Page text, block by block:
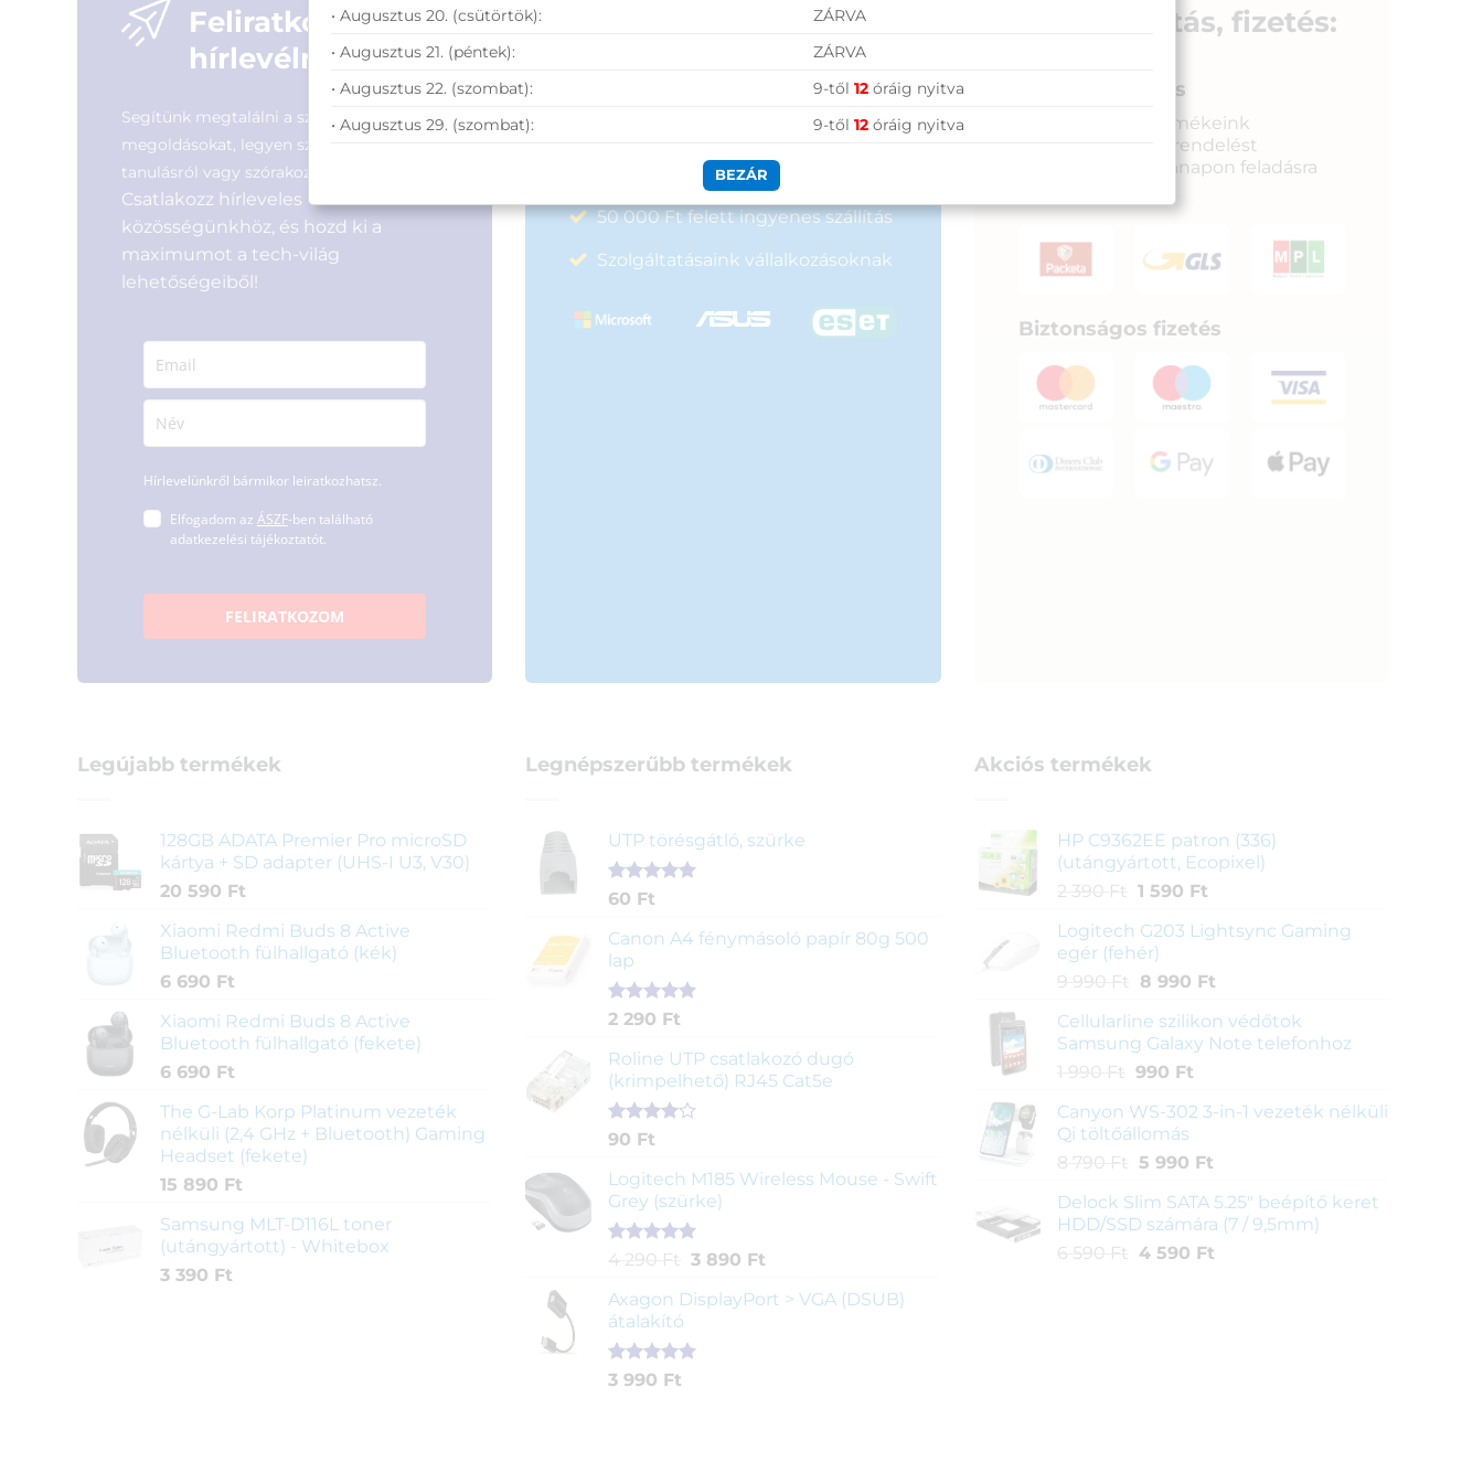
24 990
Feliratkozás
hírlevélre
Segítünk megtalálni a számodra legjobb
megoldásokat, legyen szó munkáról,
tanulásról vagy szórakozásról!
Csatlakozz hírleveles
közösségünkhöz, és hozd ki a
maximumot a tech-világ
lehetőségeiből!
Hírlevelünkről bármikor leiratkozhatsz.
Elfogadom az ÁSZF-ben található
adatkezelési tájékoztatót.
FELIRATKOZOM
Vásárolj nálunk!
Hűségprogram
50 000 Ft felett ingyenes szállítás
Szolgáltatásaink vállalkozásoknak
Szállítás, fizetés:
Gyors kiszállítás
Raktáron lévő termékeink
legkésőbb a megrendelést
követkető munkanapon feladásra
Biztonságos fizetés
Legújabb termékek
128GB ADATA Premier Pro microSD
kártya + SD adapter (UHS-I U3, V30)
20 590 Ft
Xiaomi Redmi Buds 8 Active
Bluetooth fülhallgató (kék)
6 690 Ft
Xiaomi Redmi Buds 8 Active
Bluetooth fülhallgató (fekete)
6 690 Ft
The G-Lab Korp Platinum vezeték
nélküli (2,4 GHz + Bluetooth) Gaming
Headset (fekete)
15 890 Ft
Samsung MLT-D116L toner
(utángyártott) - Whitebox
3 390 Ft
Legnépszerűbb termékek
UTP törésgátló, szürke
Értékelés
ből,
1
értékelés
alapján
60 Ft
Canon A4 fénymásoló papír 80g 500
lap
Értékelés
ből,
2
értékelés
alapján
2 290 Ft
Roline UTP csatlakozó dugó
(krimpelhető) RJ45 Cat5e
Értékelés
5-ből,
2
értékelés
alapján
90 Ft
Logitech M185 Wireless Mouse - Swift
Grey (szürke)
Értékelés
ből,
1
értékelés
alapján
4 290 Ft Original
was:
290 Ft.
3 890 FtCurrent
is:
Axagon DisplayPort > VGA (DSUB)
átalakító
Értékelés
1
3 990 Ft
Akciós termékek
HP C9362EE patron (336)
(utángyártott, Ecopixel)
2 390 Ft Original
was:
2
390 Ft.
1 590 FtCurrent
is:
590 Ft.
Logitech G203 Lightsync Gaming
egér (fehér)
9 990 Ft
Original
was:
9
990 Ft.
8 990 FtCurrent
is:
8
Cellularline szilikon védőtok
Samsung Galaxy Note telefonhoz
1 990 Ft Original
was:
1
990 Ft.
990 FtCurrent
is:
Canyon WS-302 3-in-1 vezeték nélküli
Qi töltőállomás
8 790 Ft Original
was:
8
790 Ft.
5 990 FtCurrent
is:
5
990 Ft.
Delock Slim SATA 5.25" beépítő keret
HDD/SSD számára (7 / 9,5mm)
6 590 Ft Original
4 590 FtCurrent
• Augusztus 20. (csütörtök):
ZÁRVA
• Augusztus 21. (péntek):
ZÁRVA
• Augusztus 22. (szombat):
9-től 12óráig nyitva
• Augusztus 29. (szombat):
9-től 12óráig nyitva
BEZÁR